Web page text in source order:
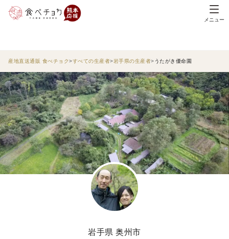
メニュー
産地直送通販 食べチョク すべての生産者 岩手県の生産者 うたがき優命園
岩手県 奥州市